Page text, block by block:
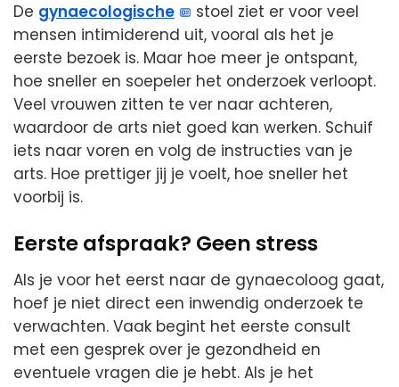
De gynaecologische
stoel ziet er voor veel
mensen intimiderend uit, vooral als het je
eerste bezoek is. Maar hoe meer je ontspant,
hoe sneller en soepeler het onderzoek verloopt.
Veel vrouwen zitten te ver naar achteren,
waardoor de arts niet goed kan werken. Schuif
iets naar voren en volg de instructies van je
arts. Hoe prettiger jij je voelt, hoe sneller het
voorbij is.
Eerste afspraak? Geen stress
Als je voor het eerst naar de gynaecoloog gaat,
hoef je niet direct een inwendig onderzoek te
verwachten. Vaak begint het eerste consult
met een gesprek over je gezondheid en
eventuele vragen die je hebt. Als je het